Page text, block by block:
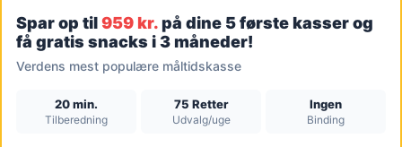
Spar op til959 kr.på dine 5 første kasser og
få gratis snacks i 3 måneder!
Verdens mest populære måltidskasse
20 min.
Tilberedning
75 Retter
Udvalg/uge
Ingen
Binding